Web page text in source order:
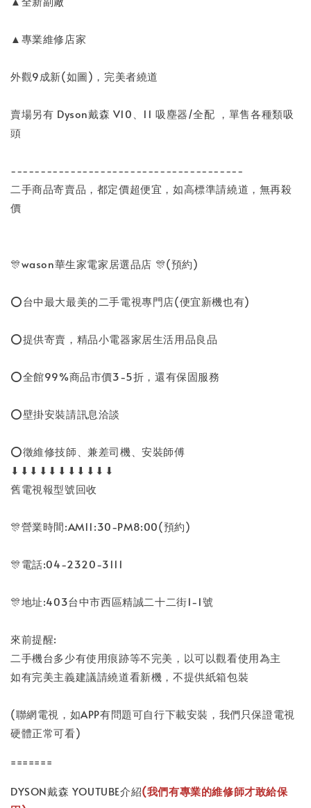
▲專業維修店家
外觀9成新(如圖)，完美者繞道
賣場另有 Dyson戴森 V10、11 吸塵器/全配 ，單售各種類吸
頭
---------------------------------------
二手商品寄賣品，都定價超便宜，如高標準請繞道，無再殺
價
🎊wason華生家電家居選品店 🎊(預約)
⭕台中最大最美的二手電視專門店(便宜新機也有)
⭕提供寄賣，精品小電器家居生活用品良品
⭕全館99%商品市價3-5折，還有保固服務
⭕壁掛安裝請訊息洽談
⭕徵維修技師、兼差司機、安裝師傅
⬇⬇⬇⬇⬇⬇⬇⬇⬇⬇⬇
舊電視報型號回收
🎊營業時間:AM11:30-PM8:00(預約)
🎊電話:04-2320-3111
🎊地址:403台中市西區精誠二十二街1-1號
來前提醒:
二手機台多少有使用痕跡等不完美，以可以觀看使用為主
如有完美主義建議請繞道看新機，不提供紙箱包裝
(聯網電視，如APP有問題可自行下載安裝，我們只保證電視
硬體正常可看)
=======
DYSON戴森 YOUTUBE介紹(我們有專業的維修師才敢給保